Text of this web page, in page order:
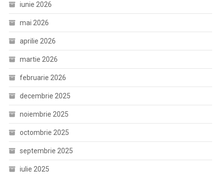
iunie 2026
mai 2026
aprilie 2026
martie 2026
februarie 2026
decembrie 2025
noiembrie 2025
octombrie 2025
septembrie 2025
iulie 2025